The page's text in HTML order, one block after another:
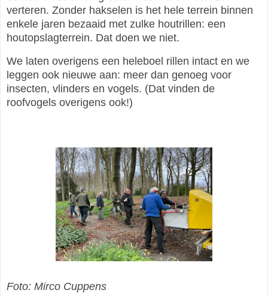
verteren. Zonder hakselen is het hele terrein binnen
enkele jaren bezaaid met zulke houtrillen: een
houtopslagterrein. Dat doen we niet.
We laten overigens een heleboel rillen intact en we
leggen ook nieuwe aan: meer dan genoeg voor
insecten, vlinders en vogels. (Dat vinden de
roofvogels overigens ook!)
Foto: Mirco Cuppens